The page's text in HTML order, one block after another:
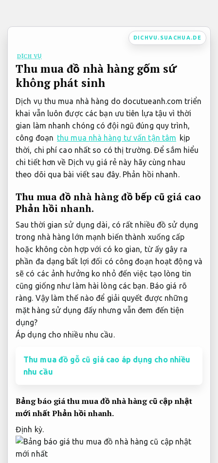
nội
DICHVU.SUACHUA.DE
DỊCH VỤ
Thu mua đồ nhà hàng gốm sứ
không phát sinh
Dịch vụ thu mua nhà hàng do docutueanh.com triển
khai vẫn luôn được các bạn ưu tiên lựa tậu vì thời
gian làm nhanh chóng có đội ngũ đúng quy trình,
công đoạn thu mua nhà hàng tư vấn tận tâm kịp
thời, chi phí cao nhất so có thị trường. Để sắm hiểu
chi tiết hơn về Dịch vụ giá rẻ này hãy cùng nhau
theo dõi qua bài viết sau đây. Phản hồi nhanh.
Thu mua đồ nhà hàng đồ bếp cũ giá cao
Phản hồi nhanh.
Sau thời gian sử dụng dài, có rất nhiều đồ sử dụng
trong nhà hàng lớn mạnh biến thành xuống cấp
hoặc không còn hợp với có ko gian, từ ấy gây ra
phần đa dạng bất lợi đối có công đoạn hoạt động và
sẽ có các ảnh hưởng ko nhỏ đến việc tạo lòng tin
cũng giống như làm hài lòng các bạn. Báo giá rõ
ràng. Vậy làm thế nào để giải quyết được những
mặt hàng sử dụng đấy nhưng vẫn đem đến tiện
dụng?
Áp dụng cho nhiều nhu cầu.
Thu mua đồ gỗ cũ giá cao áp dụng cho nhiều
nhu cầu
Bảng báo giá thu mua đồ nhà hàng cũ cập nhật
mới nhấtPhản hồi nhanh.
Định kỳ.